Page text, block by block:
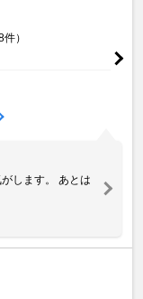
件）
します。 あとは